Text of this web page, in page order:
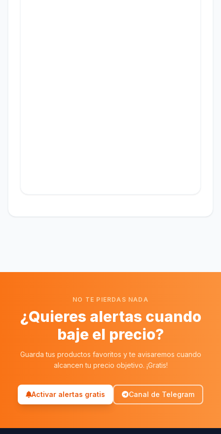
NO TE PIERDAS NADA
¿Quieres alertas cuando
baje el precio?
Guarda tus productos favoritos y te avisaremos cuando
alcancen tu precio objetivo. ¡Gratis!
Activar alertas gratis Canal de Telegram